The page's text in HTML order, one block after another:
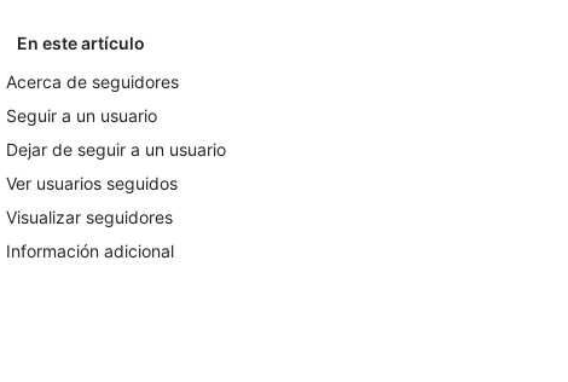
En este artículo
Acerca de seguidores
Seguir a un usuario
Dejar de seguir a un usuario
Ver usuarios seguidos
Visualizar seguidores
Información adicional